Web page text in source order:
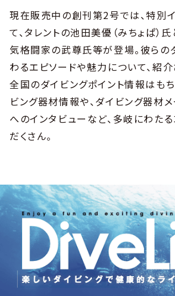
現在販売中の創刊第2号では、特別
て、タレントの池田美優（みちょぱ）
気格闘家の武尊氏等が登場。彼らの
わるエピソードや魅力について、紹介
全国のダイビングポイント情報はも
ビング器材情報や、ダイビング器材
へのインタビューなど、多岐にわた
だくさん。